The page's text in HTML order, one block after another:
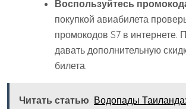
Воспользуйтесь
покупкой авиабилета
промокодов S7 в интернете.
давать дополнительную
билета.
Читать статью Водопады